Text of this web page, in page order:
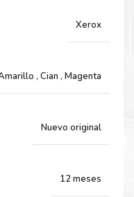
C8070.
Xerox
, Cian , Magenta
Nuevo original
12 meses